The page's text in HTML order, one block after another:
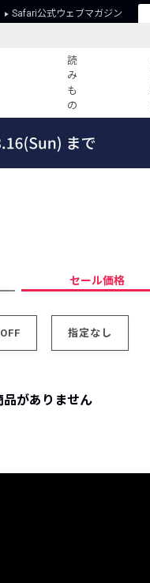
Safari公式ウェブマガジン
読
み
も
の
プライバシーポリシー
セール価格
指定なし
品がありません